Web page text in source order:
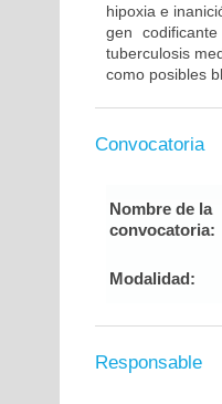
hipoxia e
gen
tuberculosis
como posibles
Convocatoria
Nombre de la
convocatoria:
Modalidad:
Responsable